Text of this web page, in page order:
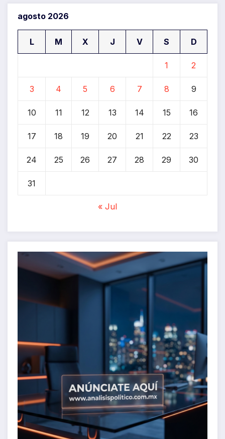
agosto 2026
L M X J V S D
1 2
3 4 5 6 7 8 9
10 11 12 13 14 15 16
17 18 19 20 21 22 23
24 25 26 27 28 29 30
31
« Jul